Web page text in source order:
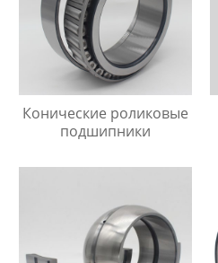
Конические роликовые
подшипники